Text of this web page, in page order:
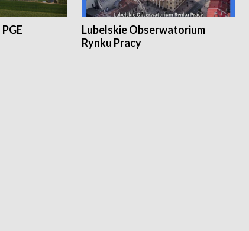
Lubelskie Obserwatorium
Rynku Pracy